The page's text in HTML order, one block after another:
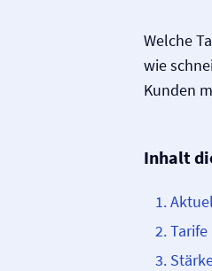
Welche
wie
Kunden
Inhalt